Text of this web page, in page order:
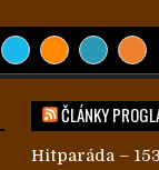
ČLÁNKY
Hitparáda –